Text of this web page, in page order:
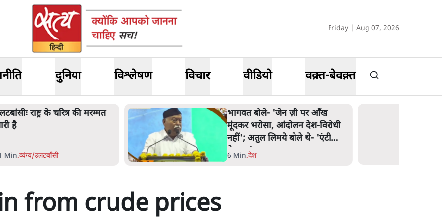
Friday | Aug 07, 2026
दुनिया विश्लेषण विचार वीडियो वक़्त-बेवक़्त
राष्ट्र के चरित्र की मरम्मत
है
Min.व्यंग्य/उलटबाँसी
भागवत बोले- 'जेन ज़ी पर आँख
मूंदकर भरोसा, आंदोलन देश-विरोधी
नहीं'; अतुल लिमये बोले थे- 'एंटी
नेशनल'
6 Min.देश
from crude prices